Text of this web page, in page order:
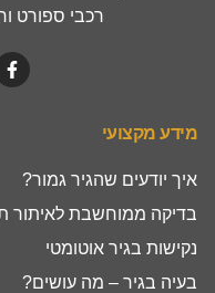
רכבי ספורט
מידע מקצועי
איך יודעים שהגיר גמור?
בדיקה ממוחשבת לאיתור
נקישות בגיר אוטומטי
בעיה בגיר – מה עושים?